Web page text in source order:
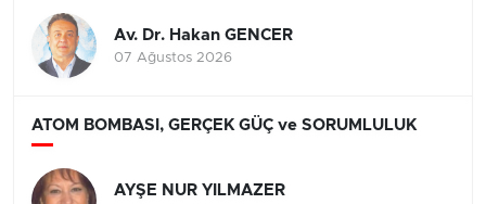
Av. Dr. Hakan GENCER
07 Ağustos 2026
ATOM BOMBASI, GERÇEK GÜÇ ve SORUMLULUK
AYŞE NUR YILMAZER